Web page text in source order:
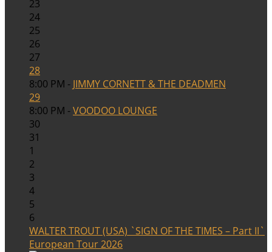
23
24
25
26
27
28
8:00 PM - JIMMY CORNETT & THE DEADMEN
29
8:00 PM -VOODOO LOUNGE
30
31
1
2
3
4
5
6
WALTER TROUT (USA) `SIGN OF THE TIMES – Part II`
European Tour 2026